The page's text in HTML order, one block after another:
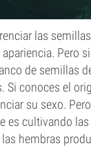
las
Pero
de semillas
Si conoces el
su sexo.
es cultivando
hembras